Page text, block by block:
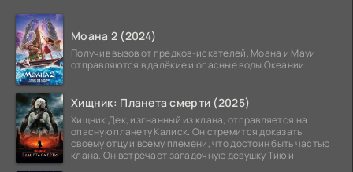
Моана 2 (2024)
Получив вызов от предков-искателей, Моана и Мауи
отправляются в далёкие и опасные воды Океании.
Хищник: Планета смерти (2025)
Хищник Дек, изгнанный из клана, отправляется на
опасную планету Калиск. Он стремится доказать
своему отцу и всему племени, что достоин быть частью
клана. Он встречает загадочную девушку Тию и